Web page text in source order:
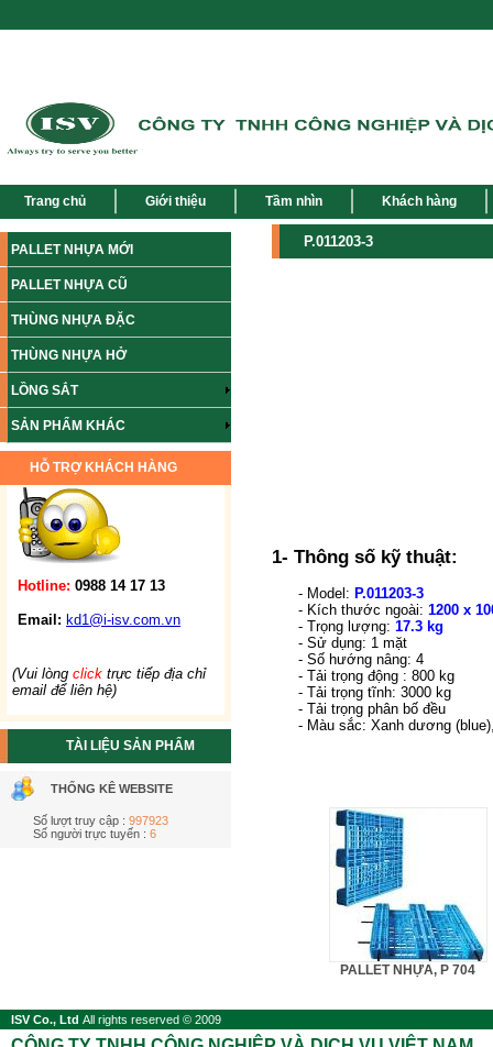
Trang chủ Giới thiệu Tầm nhìn Khách hàng
PALLET NHỰA MỚI
PALLET NHỰA CŨ
THÙNG NHỰA ĐẶC
THÙNG NHỰA HỞ
LỒNG SẮT
SẢN PHẨM KHÁC
HỖ TRỢ KHÁCH HÀNG
Hotline: 0988 14 17 13
Email: kd1@i-isv.com.vn
(Vui lòng click trực tiếp địa chỉ
email để liên hệ)
TÀI LIỆU SẢN PHẨM
THỐNG KÊ WEBSITE
Số lượt truy cập : 997923
Số người trực tuyến : 6
P.011203-3
1- Thông số kỹ thuật:
- Model: P.011203-3
- Kích thước ngoài: 1200 x
- Trọng lượng: 17.3 kg
- Sử dụng: 1 mặt
- Số hướng nâng: 4
- Tải trọng động : 800 kg
- Tải trọng tĩnh: 3000 kg
- Tải trọng phân bố đều
- Màu sắc: Xanh dương
PALLET NHỰA, P 704
ISV Co., Ltd All rights reserved © 2009